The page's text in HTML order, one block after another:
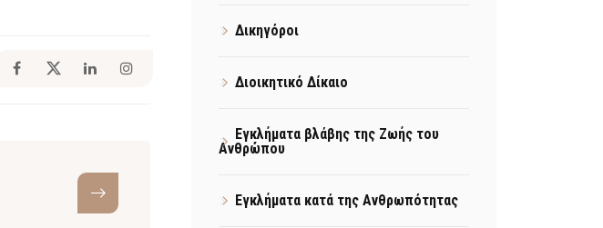
Δικηγόροι
Διοικητικό Δίκαιο
Εγκλήματα βλάβης της Ζωής του
Ανθρώπου
Εγκλήματα κατά της Ανθρωπότητας